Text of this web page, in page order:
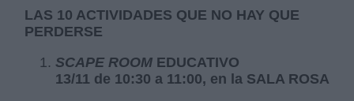
LAS 10 ACTIVIDADES QUE NO HAY QUE
PERDERSE
SCAPE ROOM EDUCATIVO
13/11 de 10:30 a 11:00, en la SALA ROSA